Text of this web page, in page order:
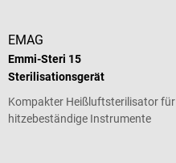
EMAG
Emmi-Steri 15
Sterilisationsgerät
Kompakter Heißluftsterilisator für
hitzebeständige Instrumente